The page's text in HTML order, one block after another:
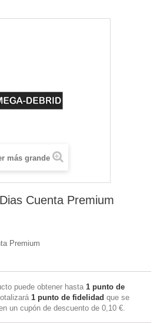
más grande
Cuenta Premium
Premium
puede obtener hasta 1 punto de
1 punto de fidelidad que se
un cupón de descuento de 0,10 €.